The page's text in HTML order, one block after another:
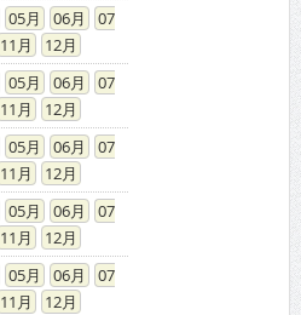
05 06
07
11
12
05 06
07
11
12
05 06
07
11
12
05 06
07
11
12
05 06
07
11
12